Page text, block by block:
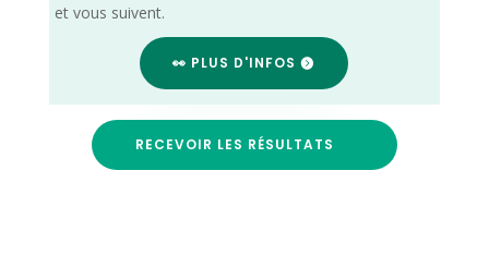
et vous suivent.
👀 PLUS D'INFOS
RECEVOIR LES RÉSULTATS